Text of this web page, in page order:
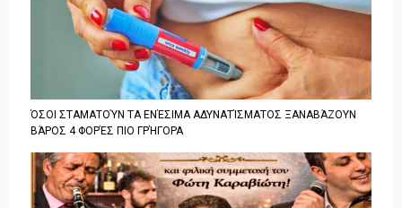
ΌΣΟΙ ΣΤΑΜΑΤΟΎΝ ΤΑ ΕΝΈΣΙΜΑ ΑΔΥΝΑΤΊΣΜΑΤΟΣ ΞΑΝΑΒΆΖΟΥΝ
ΒΆΡΟΣ 4 ΦΟΡΈΣ ΠΙΟ ΓΡΉΓΟΡΑ